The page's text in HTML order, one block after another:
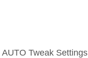
AUTO Tweak Settings